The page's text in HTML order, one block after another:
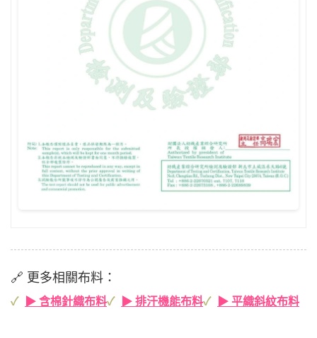
🔗 更多相關布料：
▶ 含棉針織布料 ▶ 排汗機能布料 ▶ 平織斜紋布料